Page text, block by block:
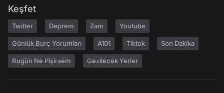
Keşfet
Twitter Deprem Zam Youtube
Günlük Burç Yorumları A101 Tiktok Son Dakika
Bugün Ne Pişirsem Gezilecek Yerler